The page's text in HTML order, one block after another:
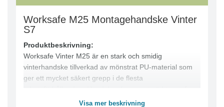
Worksafe M25 Montagehandske Vinter
S7
Produktbeskrivning:
Worksafe Vinter M25 är en stark och smidig
vinterhandske tillverkad av mönstrat PU-material som
ger ett mycket säkert grepp i de flesta
och fingerkänsla samt är helfodrad med 140g polyester
Visa mer beskrivning